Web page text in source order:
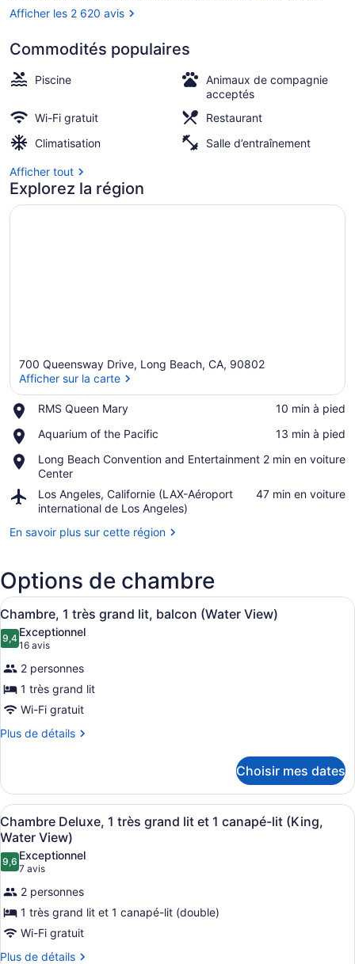
Afficher les 2 620 avis
Commodités populaires
Piscine
Animaux de compagnie
acceptés
Wi-Fi gratuit
Restaurant
Climatisation
Salle d’entraînement
Afficher tout
Explorez la région
700 Queensway Drive, Long Beach, CA, 90802
Afficher sur la carte
RMS Queen Mary
Place,
Queen
‪10 min à pied‬
Aquarium of the Pacific
Place,
of
the
Pacific
‪13 min à pied‬
Long Beach Convention and Entertainment
Center
Place,
Long
Beach
Convention
and
Entertainment
‪2 min en voiture‬
Los Angeles, Californie (LAX-Aéroport
international de Los Angeles)
Airport,
Los
Californie
international
de
Los
Angeles)
‪47 min en voiture‬
En savoir plus sur cette région
Options de chambre
Afficher
toutes
les
photos
pour
ce
type
de
1
très
grand
lit,
balcon
(Water
View)
Une chambre d’hôtel dotée d’un
2
Chambre, 1 très grand lit, balcon (Water View)
9,49,4 sur 10
Exceptionnel
16 avis
(16 avis)
2 personnes
1 très grand lit
Wi-Fi gratuit
Plus de détails
Plus
Chambre,
très
grand
lit,
balcon
(Water
View)
Choisir mes dates
Afficher
toutes
les
photos
pour
ce
type
de
chambre :
Une chambre d’hôtel dotée d’un
2
Chambre Deluxe, 1 très grand lit et 1 canapé-lit (King,
Water View)
9,69,6 sur 10
Exceptionnel
7 avis
(7 avis)
2 personnes
1 très grand lit et 1 canapé-lit (double)
Wi-Fi gratuit
Plus de détails
Plus